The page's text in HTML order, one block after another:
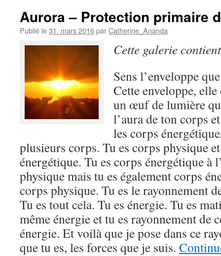
Aurora – Protection primaire
Publié le31. mars 2016parCatherine_Ananda
Cette galerie
Sens l’enveloppe
Cette enveloppe,
un œuf de lumière
l’aura de ton corps
les corps
plusieurs corps. Tu es corps physique
énergétique. Tu es corps énergétique à
physique mais tu es également corps
corps physique. Tu es le rayonnement
Tu es tout cela. Tu es énergie. Tu es
même énergie et tu es rayonnement de
énergie. Et voilà que je pose dans ce
que tu es, les forces que je suis.